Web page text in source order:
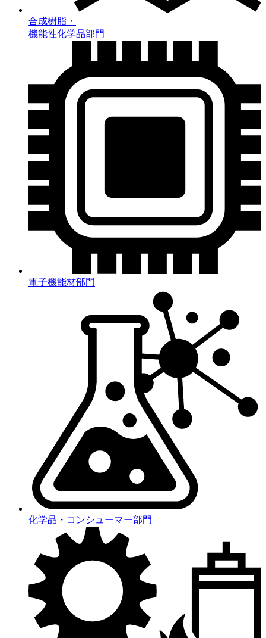
合成樹脂・
機能性化学品部門
電子機能材部門
化学品・コンシューマー部門